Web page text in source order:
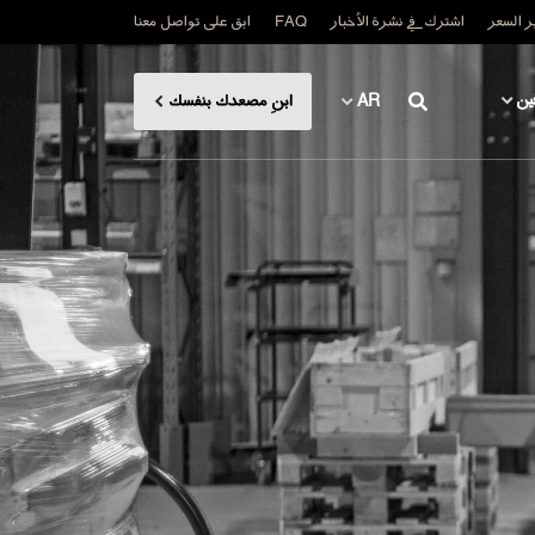
السعر اشترك في نشرة الأخبار FAQ ابق على تواصل معنا
AR ابنِ مصعدك بنفسك